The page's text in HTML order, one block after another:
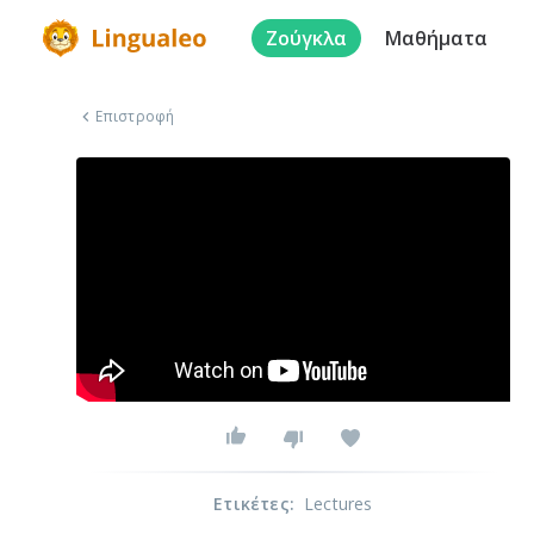
Ζούγκλα Μαθήματα
Επιστροφή
Ετικέτες: Lectures